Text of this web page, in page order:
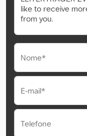
Nome*
E-mail*
Telefone